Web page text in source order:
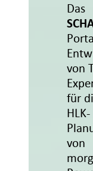
Das
von
für
HLK-
von